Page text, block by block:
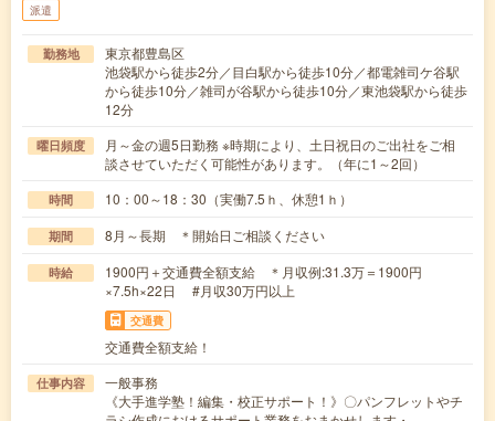
派遣
勤務地
東京都豊島区
池袋駅から徒歩2分／目白駅から徒歩10分／都電雑司ケ谷駅
から徒歩10分／雑司が谷駅から徒歩10分／東池袋駅から徒歩
12分
曜日頻度
月～金の週5日勤務 ※時期により、土日祝日のご出社をご相
談させていただく可能性があります。（年に1～2回）
時間 10：00～18：30（実働7.5ｈ、休憩1ｈ）
期間 8月～長期 ＊開始日ご相談ください
時給
1900円＋交通費全額支給 ＊月収例:31.3万＝1900円
×7.5h×22日 #月収30万円以上
交通費
交通費全額支給！
仕事内容
一般事務
《大手進学塾！編集・校正サポート！》〇パンフレットやチ